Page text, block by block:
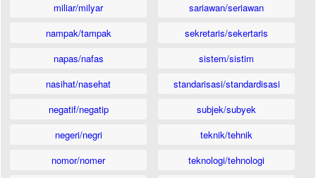
miliar/milyar
nampak/tampak
napas/nafas
nasihat/nasehat
negatif/negatip
negeri/negri
nomor/nomer
sariawan/seriawan
sekretaris/sekertaris
sistem/sistim
standarisasi/standardisasi
subjek/subyek
teknik/tehnik
teknologi/tehnologi